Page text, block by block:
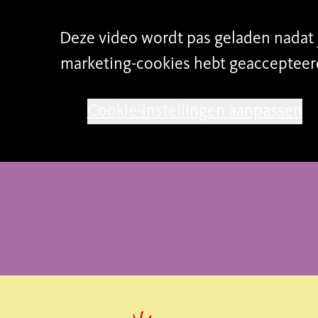
Deze video wordt pas geladen nadat
marketing-cookies hebt